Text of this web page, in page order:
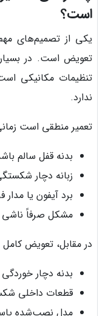
است؟
یکی از تصمیم‌های
تعویض است. در
تنظیمات مکانیکی
ندارد.
تعمیر منطقی است
بدنه قفل سالم
زبانه دچار
برد آیفون یا
مشکل صرفاً ناشی
در مقابل، تعویض
بدنه دچار
قطعات داخلی
مدل نصب‌شده